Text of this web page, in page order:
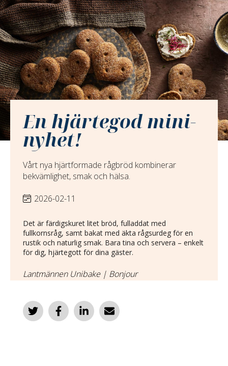
En hjärtegod mini-
nyhet!
Vårt nya hjärtformade rågbröd kombinerar
bekvämlighet, smak och hälsa.
2026-02-11
Det är färdigskuret litet bröd, fulladdat med
fullkornsråg, samt bakat med äkta rågsurdeg för en
rustik och naturlig smak. Bara tina och servera – enkelt
för dig, hjärtegott för dina gäster.
Lantmännen Unibake | Bonjour